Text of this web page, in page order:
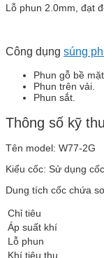
Lỗ phun 2.0mm, đạt
Công dụng súng
Phun gỗ bề mặt
Phun trên vải.
Phun sắt.
Thông số kỹ
Tên model: W77-2G
Kiểu cốc: Sử dụng
Dung tích cốc chứa
Chỉ tiêu
Áp suất khí
Lỗ phun
Khí tiêu thụ